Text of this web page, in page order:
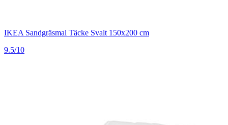
IKEA Sandgräsmal Täcke Svalt 150x200 cm
9.5/10